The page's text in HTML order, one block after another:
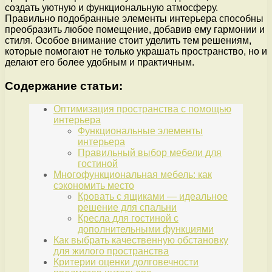
создать уютную и функциональную атмосферу.
Правильно подобранные элементы интерьера способны
преобразить любое помещение, добавив ему гармонии и
стиля. Особое внимание стоит уделить тем решениям,
которые помогают не только украшать пространство, но и
делают его более удобным и практичным.
Содержание статьи:
Оптимизация пространства с помощью
интерьера
Функциональные элементы
интерьера
Правильный выбор мебели для
гостиной
Многофункциональная мебель: как
сэкономить место
Кровать с ящиками — идеальное
решение для спальни
Кресла для гостиной с
дополнительными функциями
Как выбрать качественную обстановку
для жилого пространства
Критерии оценки долговечности